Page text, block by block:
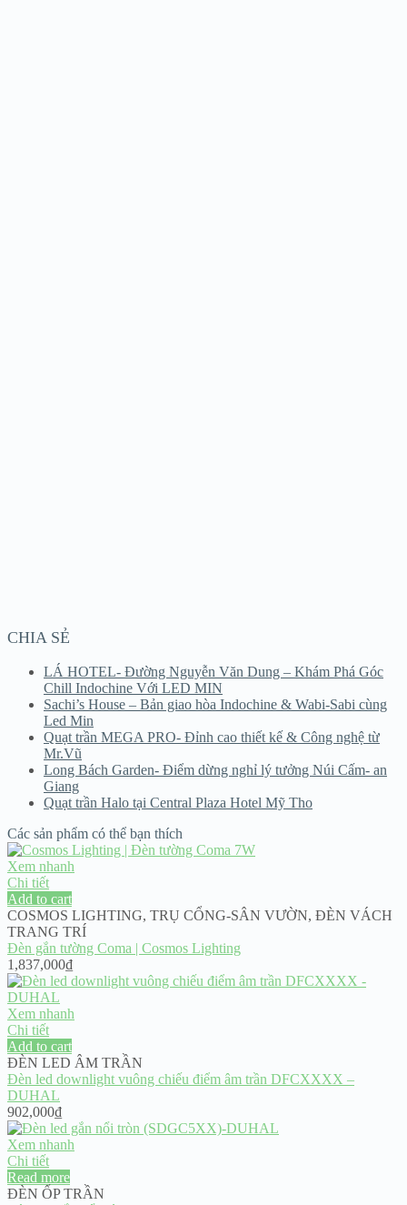
CHIA SẺ
LÁ HOTEL- Đường Nguyễn Văn Dung – Khám Phá Góc
Chill Indochine Với LED MIN
Sachi’s House – Bản giao hòa Indochine & Wabi-Sabi cùng
Led Min
Quạt trần MEGA PRO- Đỉnh cao thiết kế & Công nghệ từ
Mr.Vũ
Long Bách Garden- Điểm dừng nghỉ lý tưởng Núi Cấm- an
Giang
Quạt trần Halo tại Central Plaza Hotel Mỹ Tho
Các sản phẩm có thể bạn thích
Xem nhanh
Chi tiết
Add to cart
COSMOS LIGHTING, TRỤ CỔNG-SÂN VƯỜN, ĐÈN VÁCH
TRANG TRÍ
Đèn gắn tường Coma | Cosmos Lighting
1,837,000₫
Xem nhanh
Chi tiết
Add to cart
ĐÈN LED ÂM TRẦN
Đèn led downlight vuông chiếu điểm âm trần DFCXXXX –
DUHAL
902,000₫
Xem nhanh
Chi tiết
Read more
ĐÈN ỐP TRẦN